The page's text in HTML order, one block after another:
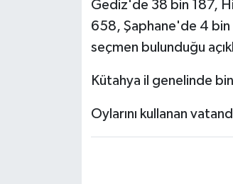
Gediz'de 38 bin 187,
658, Şaphane'de 4
seçmen bulunduğu
Kütahya il genelinde
Oylarını kullanan